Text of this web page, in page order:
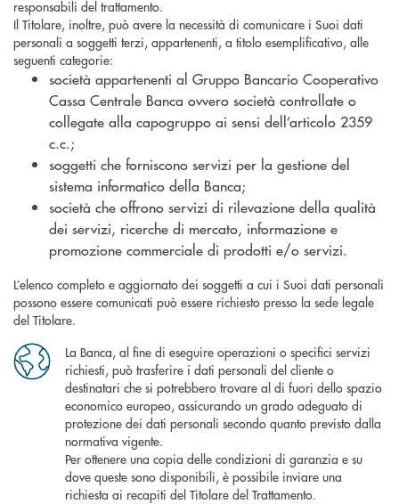
responsabili del trattamento.
Il Titolare, inoltre, può avere la necessità di comunicare i Suoi dati
personali a soggetti terzi, appartenenti, a titolo esemplificativo, alle
seguenti categorie:
società appartenenti al Gruppo Bancario Cooperativo
Cassa Centrale Banca ovvero società controllate o
collegate alla capogruppo ai sensi dell’articolo 2359
c.c.;
soggetti che forniscono servizi per la gestione del
sistema informatico della Banca;
società che offrono servizi di rilevazione della qualità
dei servizi, ricerche di mercato, informazione e
promozione commerciale di prodotti e/o servizi.
L’elenco completo e aggiornato dei soggetti a cui i Suoi dati personali
possono essere comunicati può essere richiesto presso la sede legale
del Titolare.
La Banca, al fine di eseguire operazioni o specifici servizi
richiesti, può trasferire i dati personali del cliente o
destinatari che si potrebbero trovare al di fuori dello spazio
economico europeo, assicurando un grado adeguato di
protezione dei dati personali secondo quanto previsto dalla
normativa vigente.
Per ottenere una copia delle condizioni di garanzia e su
dove queste sono disponibili, è possibile inviare una
richiesta ai recapiti del Titolare del Trattamento.